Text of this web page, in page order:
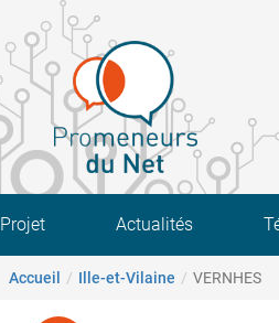
Main navigation
Projet Actualités
Fil d'Ariane
Accueil Ille-et-Vilaine VERNHES